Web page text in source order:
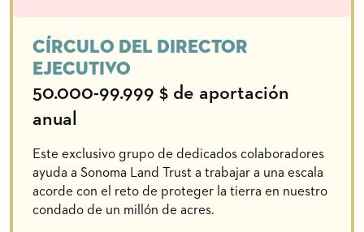
Círculo del Director
Ejecutivo
50.000-99.999 $ de aportación
anual
Este exclusivo grupo de dedicados colaboradores
ayuda a Sonoma Land Trust a trabajar a una escala
acorde con el reto de proteger la tierra en nuestro
condado de un millón de acres.